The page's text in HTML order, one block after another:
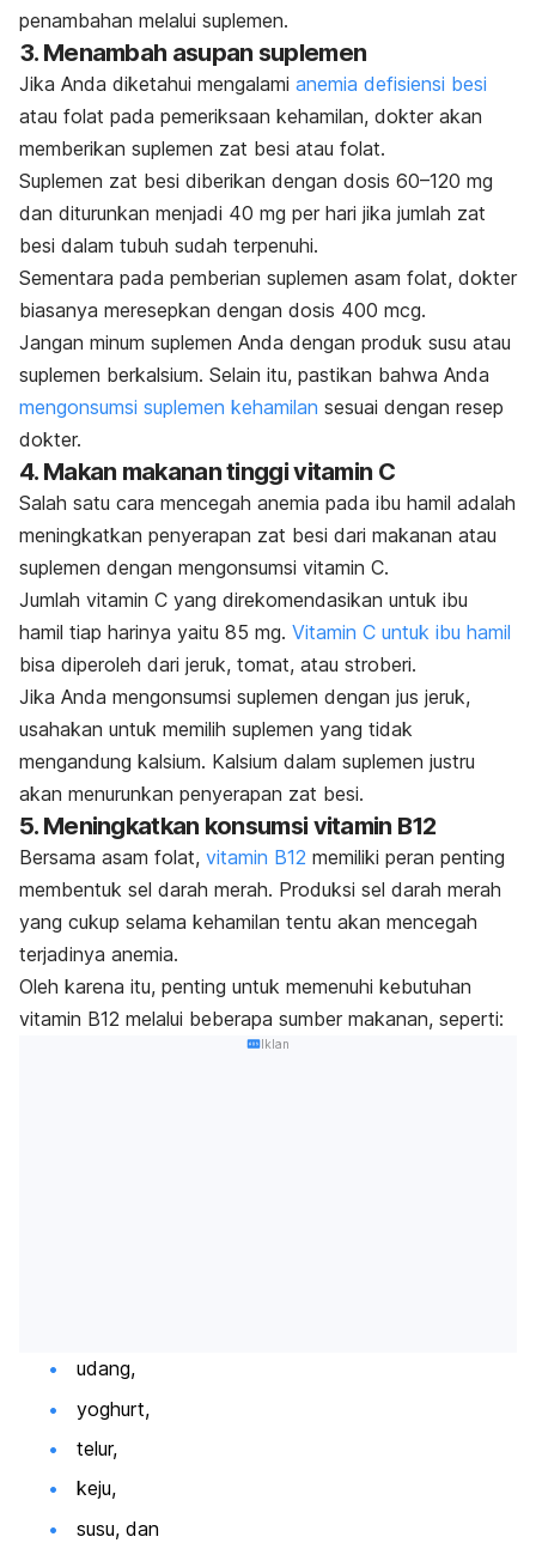
penambahan melalui suplemen.
3. Menambah asupan suplemen
Jika Anda diketahui mengalami anemia defisiensi besi
atau folat pada pemeriksaan kehamilan, dokter akan
memberikan suplemen zat besi atau folat.
Suplemen zat besi diberikan dengan dosis 60–120 mg
dan diturunkan menjadi 40 mg per hari jika jumlah zat
besi dalam tubuh sudah terpenuhi.
Sementara pada pemberian suplemen asam folat, dokter
biasanya meresepkan dengan dosis 400 mcg.
Jangan minum suplemen Anda dengan produk susu atau
suplemen berkalsium. Selain itu, pastikan bahwa Anda
mengonsumsi suplemen kehamilan sesuai dengan resep
dokter.
4. Makan makanan tinggi vitamin C
Salah satu cara mencegah anemia pada ibu hamil adalah
meningkatkan penyerapan zat besi dari makanan atau
suplemen dengan mengonsumsi vitamin C.
Jumlah vitamin C yang direkomendasikan untuk ibu
hamil tiap harinya yaitu 85 mg. Vitamin C untuk ibu hamil
bisa diperoleh dari jeruk, tomat, atau stroberi.
Jika Anda mengonsumsi suplemen dengan jus jeruk,
usahakan untuk memilih suplemen yang tidak
mengandung kalsium. Kalsium dalam suplemen justru
akan menurunkan penyerapan zat besi.
5. Meningkatkan konsumsi vitamin B12
Bersama asam folat, vitamin B12 memiliki peran penting
membentuk sel darah merah. Produksi sel darah merah
yang cukup selama kehamilan tentu akan mencegah
terjadinya anemia.
Oleh karena itu, penting untuk memenuhi kebutuhan
vitamin B12 melalui beberapa sumber makanan, seperti:
Iklan
udang,
yoghurt,
telur,
keju,
susu, dan